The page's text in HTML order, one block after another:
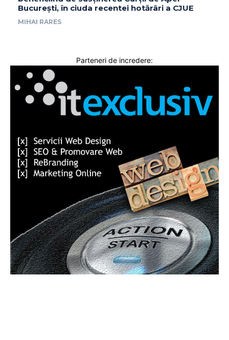
București, în ciuda recentei hotărâri a CJUE
MIHAI RARES
Parteneri de incredere: